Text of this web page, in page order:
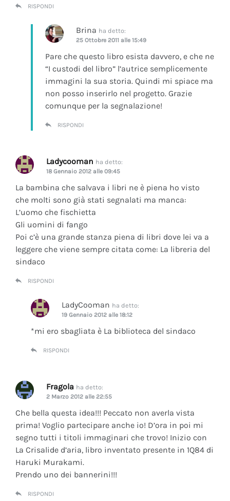
RISPONDI
Brina ha detto:
25 Ottobre 2011 alle 15:49
Pare che questo libro esista davvero, e che ne
“I custodi del libro” l’autrice semplicemente
immagini la sua storia. Quindi mi spiace ma
non posso inserirlo nel progetto. Grazie
comunque per la segnalazione!
RISPONDI
Ladycooman ha detto:
18 Gennaio 2012 alle 09:45
La bambina che salvava i libri ne è piena ho visto
che molti sono già stati segnalati ma manca:
L’uomo che fischietta
Gli uomini di fango
Poi c’è una grande stanza piena di libri dove lei va a
leggere che viene sempre citata come: La libreria del
sindaco
RISPONDI
LadyCooman ha detto:
19 Gennaio 2012 alle 18:12
*mi ero sbagliata è La biblioteca del sindaco
RISPONDI
Fragola ha detto:
2 Marzo 2012 alle 22:55
Che bella questa idea!!! Peccato non averla vista
prima! Voglio partecipare anche io! D’ora in poi mi
segno tutti i titoli immaginari che trovo! Inizio con
La Crisalide d’aria, libro inventato presente in 1Q84 di
Haruki Murakami.
Prendo uno dei bannerini!!!
RISPONDI